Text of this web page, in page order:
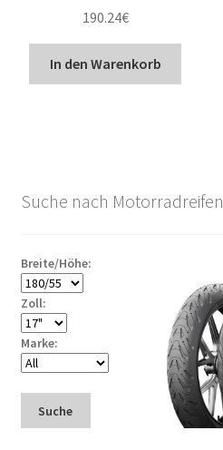
190.24€
In den Warenkorb
Suche nach Motorradreifen
Breite/Höhe:
Zoll:
Marke:
Suche